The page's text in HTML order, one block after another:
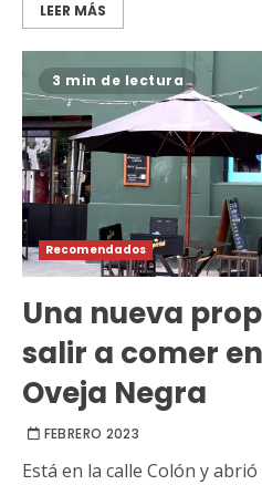
LEER MÁS
3 min de lectura
Recomendados
Una nueva
salir a comer
Oveja Negra
FEBRERO 2023
Está en la calle Colón y